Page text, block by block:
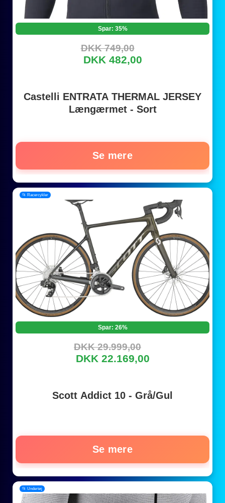
Spar: 35%
DKK 749,00
DKK 482,00
Castelli ENTRATA THERMAL JERSEY
Længærmet - Sort
Se mere
📂 Racercykler
Spar: 26%
DKK 29.999,00
DKK 22.169,00
Scott Addict 10 - Grå/Gul
Se mere
📂 Undertøj